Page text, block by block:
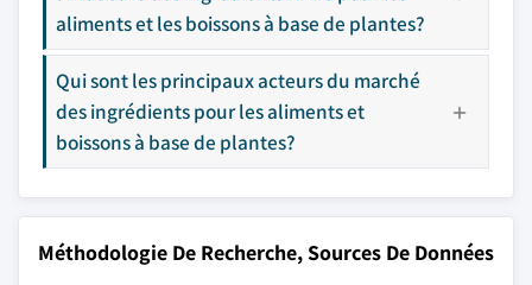
aliments et les boissons à base de plantes?
Qui sont les principaux acteurs du marché
des ingrédients pour les aliments et
boissons à base de plantes?
Méthodologie De Recherche, Sources De Données